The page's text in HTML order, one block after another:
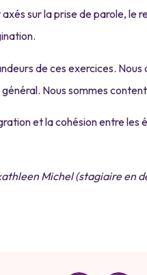
sur la prise de parole, le
de ces exercices.
Nous sommes
et la cohésion entre
Michel (stagiaire en